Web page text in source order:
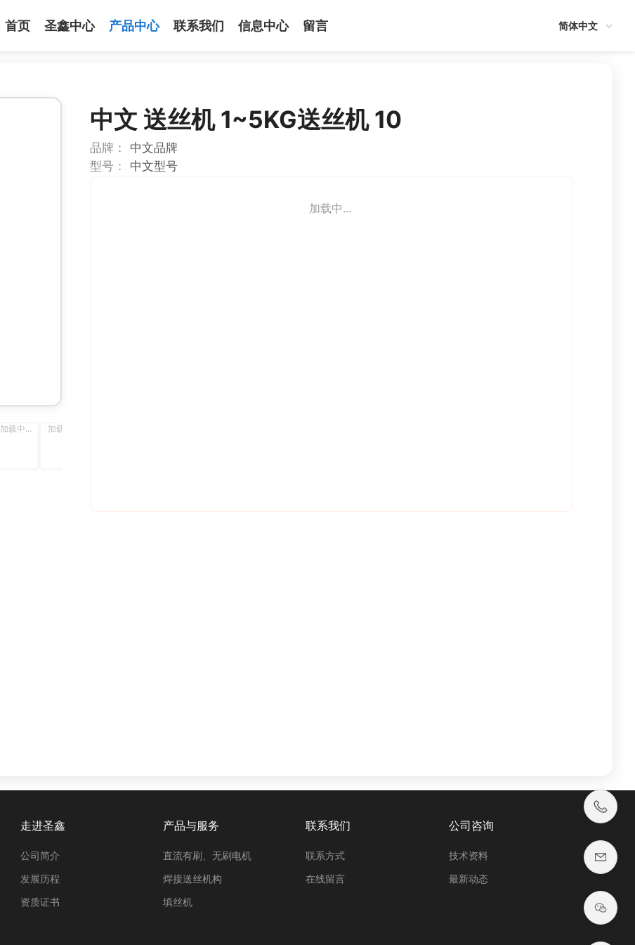
首页 圣鑫中心 产品中心 联系我们 信息中心 留言 简体中文
加载中... 加载中...
中文 送丝机 1~5KG送丝机 10
品牌：
中文品牌
型号：
中文型号
加载中...
走进圣鑫
公司简介
发展历程
资质证书
产品与服务
直流有刷、无刷电机
焊接送丝机构
填丝机
联系我们
联系方式
在线留言
公司咨询
技术资料
最新动态